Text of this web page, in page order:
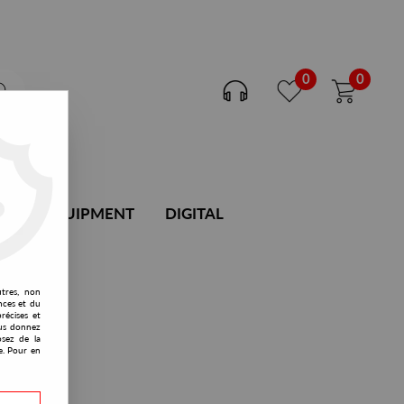
0 0
DJ EQUIPMENT DIGITAL
non
et du
et
donnez
de la
Pour en